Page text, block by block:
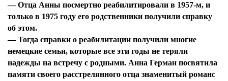
— Отца Анны посмертно реабилитировали в 1957-м, и
только в 1975 году его родственники получили справку
об этом.
— Тогда справки о реабилитации получили многие
немецкие семьи, которые все эти годы не теряли
надежды на встречу с родными. Анна Герман посвятила
памяти своего расстрелянного отца знаменитый романс